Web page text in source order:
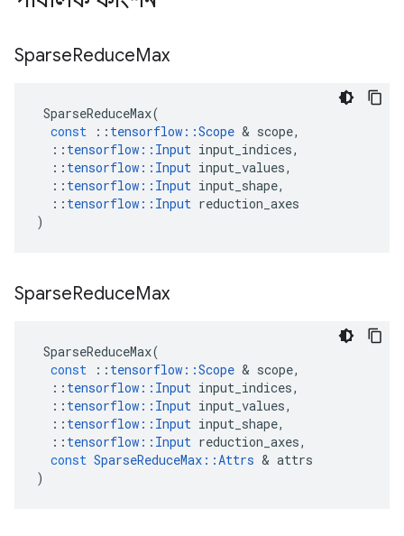
SparseReduceMax
SparseReduceMax(
const
:: tensorflow ::Scope & scope,
:: tensorflow :: Input input_indices,
:: tensorflow :: Input input_values,
:: tensorflow :: Input input_shape,
:: tensorflow :: Input reduction_axes
)
SparseReduceMax
SparseReduceMax(
const
:: tensorflow ::Scope & scope,
:: tensorflow :: Input input_indices,
:: tensorflow :: Input input_values,
:: tensorflow :: Input input_shape,
:: tensorflow :: Input reduction_axes,
const SparseReduceMax ::Attrs & attrs
)